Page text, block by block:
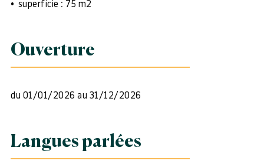
superficie : 75 m2
Ouverture
du 01/01/2026 au 31/12/2026
Langues parlées